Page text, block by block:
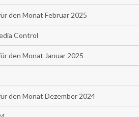
den Monat Februar 2025
Control
den Monat Januar 2025
den Monat Dezember 2024